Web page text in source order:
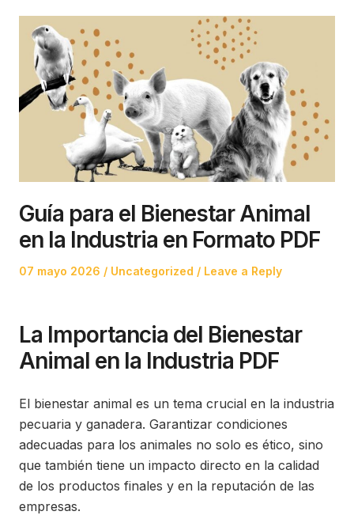
Guía para el Bienestar Animal
en la Industria en Formato PDF
Posted
07 mayo 2026
Posted
Uncategorized Leave a Reply
La Importancia del Bienestar
Animal en la Industria PDF
El bienestar animal es un tema crucial en la industria
pecuaria y ganadera. Garantizar condiciones
adecuadas para los animales no solo es ético, sino
que también tiene un impacto directo en la calidad
de los productos finales y en la reputación de las
empresas.